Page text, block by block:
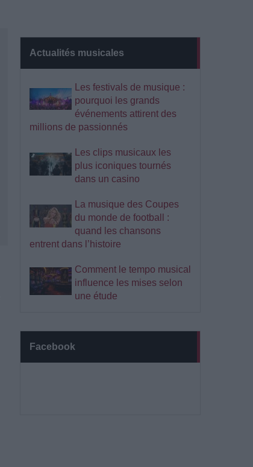
Actualités musicales
Les festivals de musique :
pourquoi les grands
événements attirent des
millions de passionnés
Les clips musicaux les
plus iconiques tournés
dans un casino
La musique des Coupes
du monde de football :
quand les chansons
entrent dans l’histoire
Comment le tempo musical
influence les mises selon
une étude
Facebook